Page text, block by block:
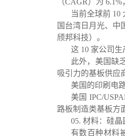
（CAGR）为
当前全球前 10
国台湾日月光、中
颀邦科技）。
这 10 家公司
此外，美国缺
吸引力的基板供应
美国的印刷电
美国 IPC/
路板制造类基板方
05. 材料：硅
有数百种材料